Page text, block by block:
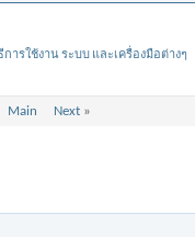
การใช้งาน ระบบ และเครื่องมือต่างๆ
Main Next »